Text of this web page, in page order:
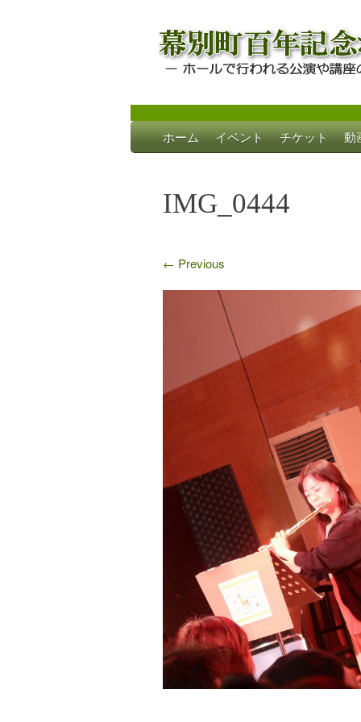
幕別町百年記
ホールで行われる公演や講座のご案内
Skip
to
ホーム イベント チケット 動
IMG_0444
← Previous